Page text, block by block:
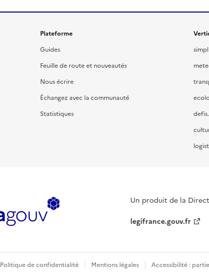
Plateforme
Guides
Feuille de route et nouveautés
Nous écrire
Échangez avec la communauté
Statistiques
Un produit de la
legifrance.gouv.fr
Politique de confidentialité Mentions légales Accessibilité :